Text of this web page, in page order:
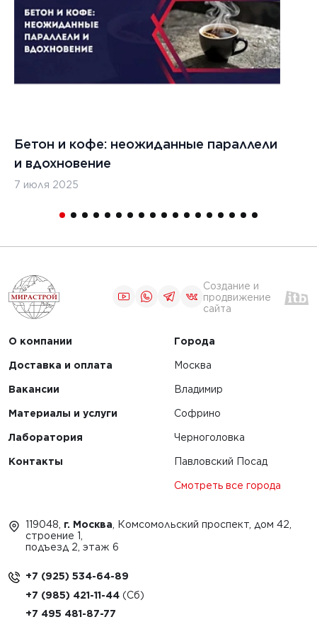
цементобетона
Бетон и кофе: неожиданные параллели
и вдохновение
7 июля 2025
Создание и
продвижение
сайта
О компании
Доставка и оплата
Вакансии
Материалы и услуги
Лаборатория
Контакты
Города
Москва
Владимир
Софрино
Черноголовка
Павловский Посад
Смотреть все города
119048, г. Москва , Комсомольский проспект, дом 42,
строение 1,
подъезд 2, этаж 6
+7 (925) 534-64-89
+7 (985) 421-11-44
+7 495 481-87-77